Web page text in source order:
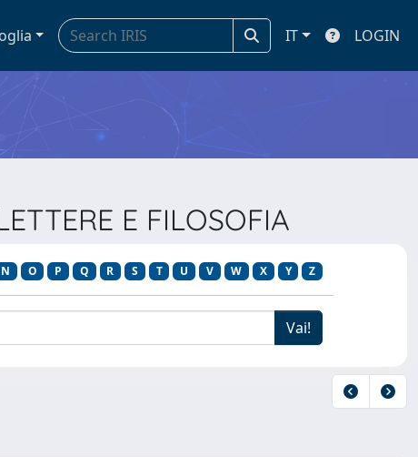
IT LOGIN
E FILOSOFIA
N O P Q R S T U V W X Y Z